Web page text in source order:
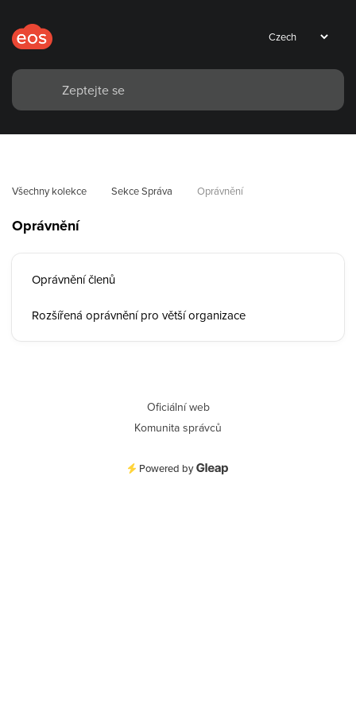
Všechny kolekce Sekce Správa Oprávnění
Oprávnění
Oprávnění členů
Rozšířená oprávnění pro větší organizace
Oficiální web
Komunita správců
Powered by